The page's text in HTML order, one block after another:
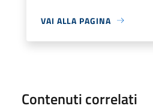
VAI ALLA PAGINA
Contenuti correlati